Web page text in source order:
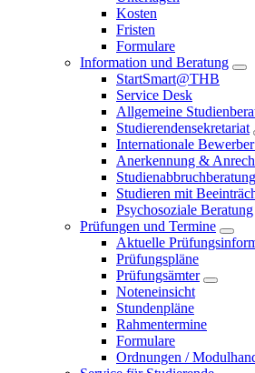
Kosten
Fristen
Formulare
Information und Beratung
StartSmart@THB
Service Desk
Allgemeine
Studierendensekretariat
Internationale
Anerkennung &
Studienabbruchberatung
Studieren mit
Psychosoziale Beratung
Prüfungen und Termine
Aktuelle
Prüfungspläne
Prüfungsämter
Noteneinsicht
Stundenpläne
Rahmentermine
Formulare
Ordnungen /